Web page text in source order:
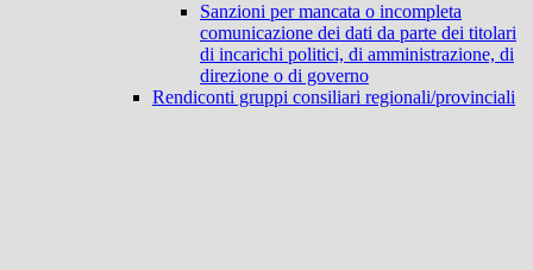
Sanzioni per mancata o incompleta
comunicazione dei dati da parte dei titolari
di incarichi politici, di amministrazione, di
direzione o di governo
Rendiconti gruppi consiliari regionali/provinciali